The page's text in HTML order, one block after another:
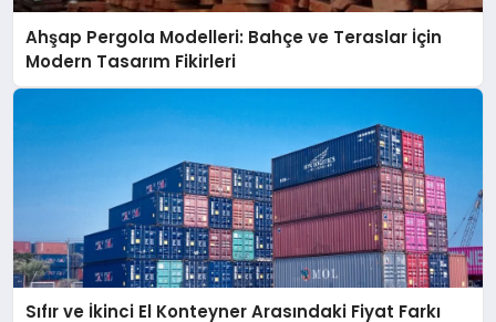
Ahşap Pergola Modelleri: Bahçe ve Teraslar İçin
Modern Tasarım Fikirleri
Sıfır ve İkinci El Konteyner Arasındaki Fiyat Farkı